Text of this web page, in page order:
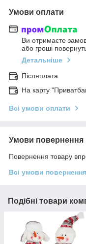
Умови оплати
Ви отримаєте
або гроші
Детальніше
Післяплата
На карту
Всі умови оплати
Умови повернення
Повернення товару
Всі умови повернення
Подібні товари